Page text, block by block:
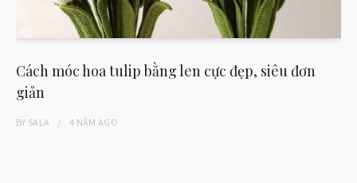
Cách móc hoa tulip bằng len cực đẹp, siêu đơn
giản
BY SALA 4 NĂM AGO